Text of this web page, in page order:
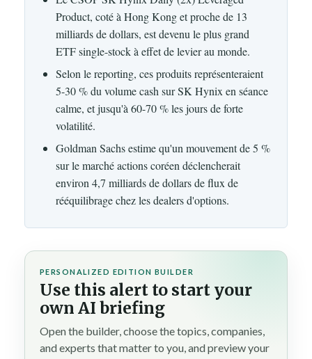
Product, coté à Hong Kong et proche de 13
milliards de dollars, est devenu le plus grand
ETF single-stock à effet de levier au monde.
Selon le reporting, ces produits représenteraient
5-30 % du volume cash sur SK Hynix en séance
calme, et jusqu'à 60-70 % les jours de forte
volatilité.
Goldman Sachs estime qu'un mouvement de 5 %
sur le marché actions coréen déclencherait
environ 4,7 milliards de dollars de flux de
rééquilibrage chez les dealers d'options.
PERSONALIZED EDITION BUILDER
Use this alert to start your
own AI briefing
Open the builder, choose the topics, companies,
and experts that matter to you, and preview your